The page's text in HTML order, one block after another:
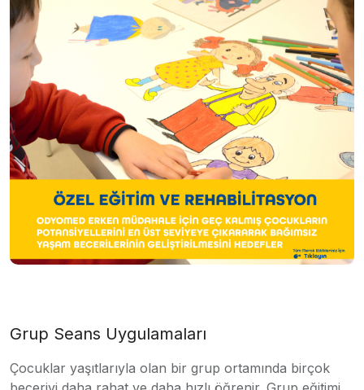
Grup Seans Uygulamaları
Çocuklar yaşıtlarıyla olan bir grup ortamında birçok